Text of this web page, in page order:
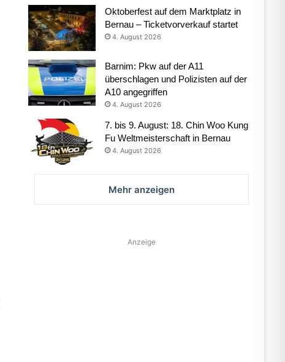
Oktoberfest auf dem Marktplatz in
Bernau – Ticketvorverkauf startet
4. August 2026
Barnim: Pkw auf der A11
überschlagen und Polizisten auf der
A10 angegriffen
4. August 2026
7. bis 9. August: 18. Chin Woo Kung
Fu Weltmeisterschaft in Bernau
4. August 2026
Mehr anzeigen
Anzeige